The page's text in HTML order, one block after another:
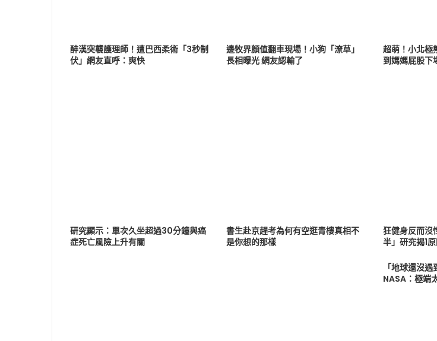
醉漢突襲護理師！遭巴西柔術「3秒制
伏」網友直呼：爽快
邊牧界顏值翻車現場！小狗「潦草」
長相曝光 網友認輸了
超萌！小北極
到媽媽屁股下
研究顯示：單次久坐超過30分鐘與癌
症死亡風險上升有關
書生赴京趕考為何有空逛青樓真相不
是你想的那樣
狂健身反而沒
半」研究揭1
「地球還沒遇
NASA：極端